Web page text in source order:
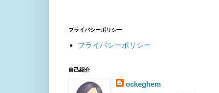
プライバシーポリシー
プライバシーポリシー
自己紹介
ockeghem